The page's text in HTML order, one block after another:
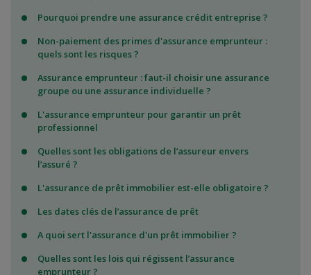
Pourquoi prendre une assurance crédit entreprise ?
Non-paiement des primes d'assurance emprunteur :
quels sont les risques ?
Assurance emprunteur : faut-il choisir une assurance
groupe ou une assurance individuelle ?
L'assurance emprunteur pour garantir un prêt
professionnel
Quelles sont les obligations de l’assureur envers
l’assuré ?
L'assurance de prêt immobilier est-elle obligatoire ?
Les dates clés de l’assurance de prêt
A quoi sert l'assurance d'un prêt immobilier ?
Quelles sont les lois qui régissent l’assurance
emprunteur ?